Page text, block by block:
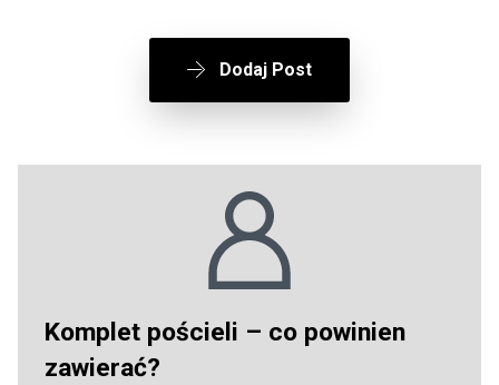
Dodaj Post
Komplet pościeli – co powinien
zawierać?